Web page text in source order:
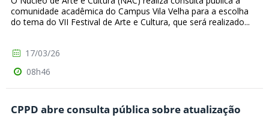
comunidade acadêmica do Campus Vila Velha para a escolha
do tema do VII Festival de Arte e Cultura, que será realizado...
17/03/26
08h46
CPPD abre consulta pública sobre atualização